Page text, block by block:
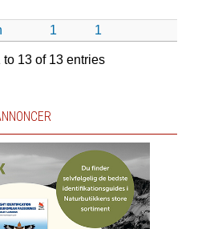
1 1
13 of 13 entries